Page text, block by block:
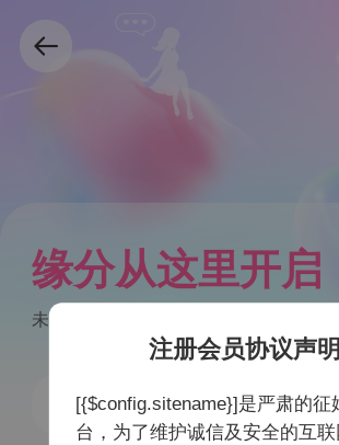
缘分从这里开启
未注册手机号验证后自动注册
注册会员协议声明
[{$config.sitename}]是严肃的征
台，为了维护诚信及安全的互联